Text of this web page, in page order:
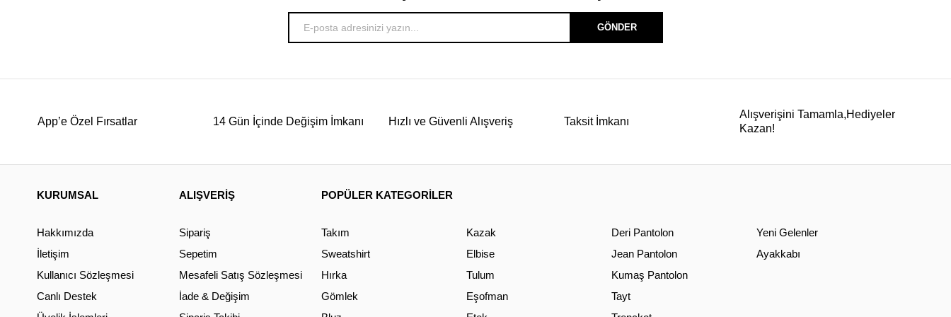
GÖNDER
App’e Özel Fırsatlar 14 Gün İçinde Değişim İmkanı Hızlı ve Güvenli Alışveriş Taksit İmkanı
Alışverişini Tamamla,Hediyeler
Kazan!
KURUMSAL
Hakkımızda
İletişim
Kullanıcı Sözleşmesi
Canlı Destek
ALIŞVERİŞ
Sipariş
Sepetim
Mesafeli Satış Sözleşmesi
İade & Değişim
POPÜLER KATEGORİLER
Takım
Sweatshirt
Hırka
Gömlek
Kazak
Elbise
Tulum
Eşofman
Deri Pantolon
Jean Pantolon
Kumaş Pantolon
Tayt
Yeni Gelenler
Ayakkabı